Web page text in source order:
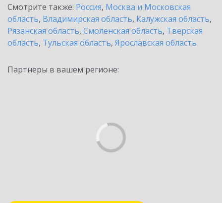
Смотрите также: Россия, Москва и Московская
область, Владимирская область, Калужская область,
Рязанская область, Смоленская область, Тверская
область, Тульская область, Ярославская область
Партнеры в вашем регионе: